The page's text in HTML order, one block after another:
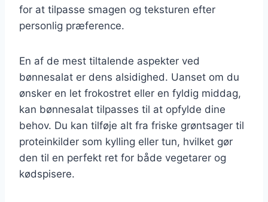
for at tilpasse smagen og teksturen efter
personlig præference.
En af de mest tiltalende aspekter ved
bønnesalat er dens alsidighed. Uanset om du
ønsker en let frokostret eller en fyldig middag,
kan bønnesalat tilpasses til at opfylde dine
behov. Du kan tilføje alt fra friske grøntsager til
proteinkilder som kylling eller tun, hvilket gør
den til en perfekt ret for både vegetarer og
kødspisere.